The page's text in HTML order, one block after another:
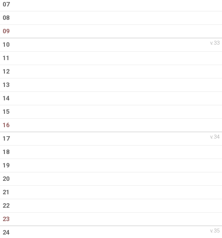
07
08
09
v.33
10
11
12
13
14
15
16
v.34
17
18
19
20
21
22
23
v.35
24